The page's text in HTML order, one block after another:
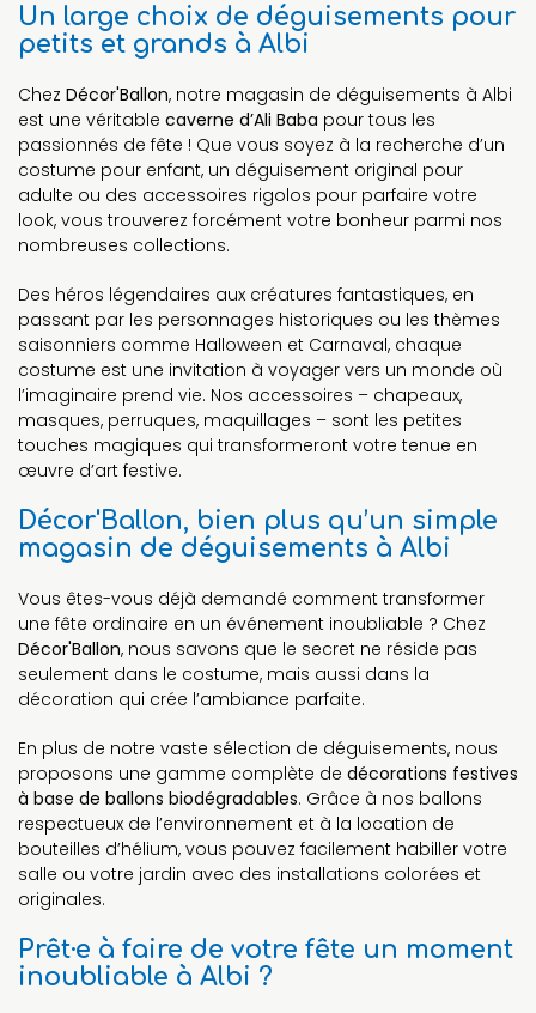
Un large choix de déguisements pour
petits et grands à Albi
Chez Décor'Ballon, notre magasin de déguisements à Albi
est une véritable caverne d’Ali Baba pour tous les
passionnés de fête ! Que vous soyez à la recherche d’un
costume pour enfant, un déguisement original pour
adulte ou des accessoires rigolos pour parfaire votre
look, vous trouverez forcément votre bonheur parmi nos
nombreuses collections.
Des héros légendaires aux créatures fantastiques, en
passant par les personnages historiques ou les thèmes
saisonniers comme Halloween et Carnaval, chaque
costume est une invitation à voyager vers un monde où
l’imaginaire prend vie. Nos accessoires – chapeaux,
masques, perruques, maquillages – sont les petites
touches magiques qui transformeront votre tenue en
œuvre d’art festive.
Décor'Ballon, bien plus qu’un simple
magasin de déguisements à Albi
Vous êtes-vous déjà demandé comment transformer
une fête ordinaire en un événement inoubliable ? Chez
Décor'Ballon, nous savons que le secret ne réside pas
seulement dans le costume, mais aussi dans la
décoration qui crée l’ambiance parfaite.
En plus de notre vaste sélection de déguisements, nous
proposons une gamme complète de décorations festives
à base de ballons biodégradables. Grâce à nos ballons
respectueux de l’environnement et à la location de
bouteilles d’hélium, vous pouvez facilement habiller votre
salle ou votre jardin avec des installations colorées et
originales.
Prêt·e à faire de votre fête un moment
inoubliable à Albi ?